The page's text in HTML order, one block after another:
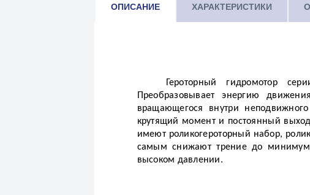
ОПИСАНИЕ ХАРАКТЕРИСТИКИ
Героторный гидромотор
Преобразовывает энергию
вращающегося внутри
крутящий момент и постоянный
имеют роликогероторный набор,
самым снижают трение до
высоком давлении.